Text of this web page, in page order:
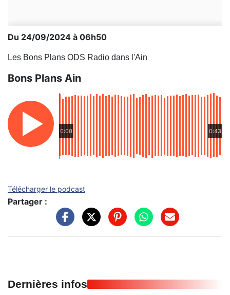
Du 24/09/2024 à 06h50
Les Bons Plans ODS Radio dans l'Ain
Bons Plans Ain
0:00 0:43
Télécharger le podcast
Partager :
Dernières infos